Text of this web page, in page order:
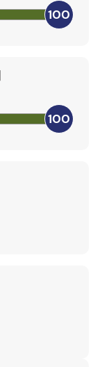
100
100